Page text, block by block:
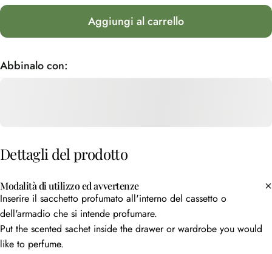
Aggiungi al carrello
Abbinalo con:
Dettagli del prodotto
Modalità di utilizzo ed avvertenze
Inserire il sacchetto profumato all'interno del cassetto o
dell'armadio che si intende profumare.
Put the scented sachet inside the drawer or wardrobe you would
like to perfume.